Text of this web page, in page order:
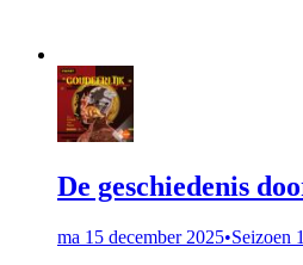
De geschiedenis
ma 15 december 2025•Seizoen